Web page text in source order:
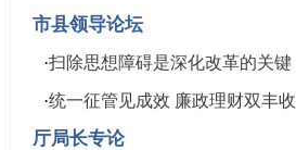
市县领导论坛
·扫除思想障碍是深化改革的关键
·统一征管见成效 廉政理财双丰收
厅局长专论